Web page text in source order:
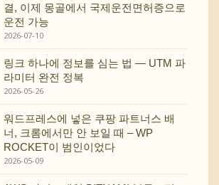
결, 이제 몽골에서 국제운전면허증으로
운전 가능
2026-07-10
링크 하나에 정보를 심는 법 — UTM 파
라미터 완전 정복
2026-05-26
워드프레스에 넣은 쿠팡 파트너스 배
너, 크롬에서만 안 보일 때 – WP
ROCKET이 범인이었다
2026-05-09